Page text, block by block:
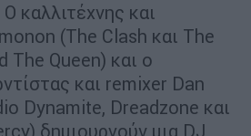
Ο καλλιτέχνης και
(The Clash και The
The Queen) και ο
και remixer Dan
Dynamite, Dreadzone και
δημιουργούν μια DJ